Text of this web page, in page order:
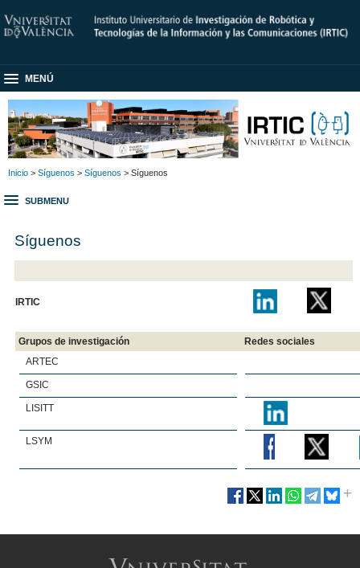
MENÚ
Inicio > Síguenos > Síguenos > Síguenos
SUBMENU
Síguenos
IRTIC
Grupos de investigación
Redes sociales
ARTEC
GSIC
LISITT
LSYM